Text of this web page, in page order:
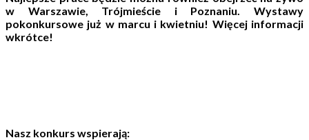
w Warszawie, Trójmieście i Poznaniu. Wystawy
pokonkursowe już w marcu i kwietniu! Więcej informacji
wkrótce!
Nasz konkurs wspierają: